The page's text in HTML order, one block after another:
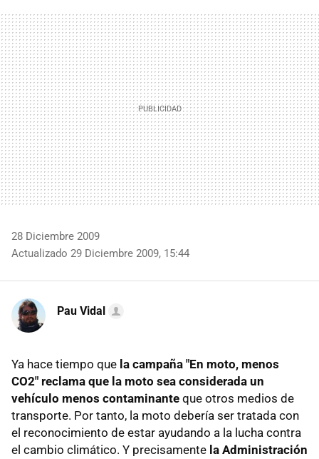
MAIL
28 Diciembre 2009
Actualizado 29 Diciembre 2009, 15:44
Pau Vidal
Ya hace tiempo que la campaña "En moto, menos
CO2" reclama que la moto sea considerada un
vehículo menos contaminante que otros medios de
transporte. Por tanto, la moto debería ser tratada con
el reconocimiento de estar ayudando a la lucha contra
el cambio climático. Y precisamente la Administración